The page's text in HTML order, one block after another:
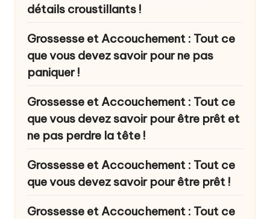
détails croustillants !
Grossesse et Accouchement : Tout ce
que vous devez savoir pour ne pas
paniquer !
Grossesse et Accouchement : Tout ce
que vous devez savoir pour être prêt et
ne pas perdre la tête !
Grossesse et Accouchement : Tout ce
que vous devez savoir pour être prêt !
Grossesse et Accouchement : Tout ce